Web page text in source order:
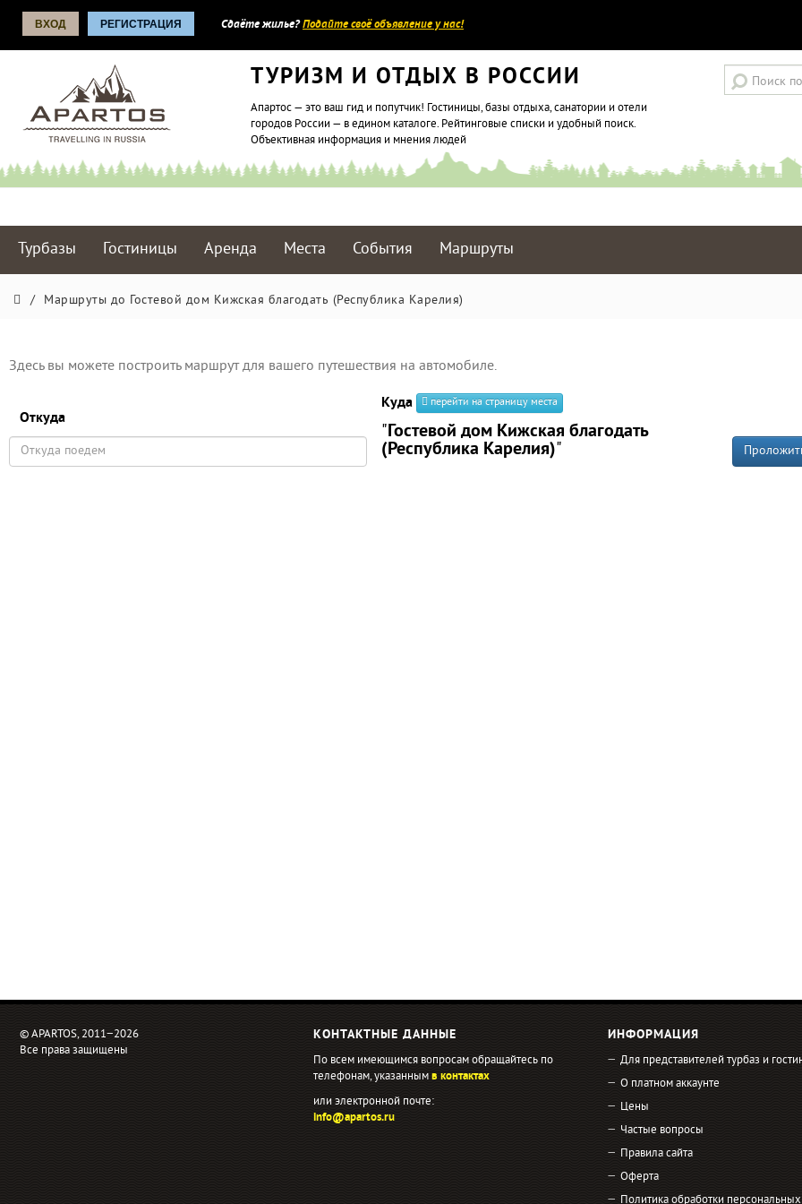
ВХОД РЕГИСТРАЦИЯ Сдаёте жилье?Подайте своё объявление у нас!
ТУРИЗМ И ОТДЫХ В РОССИИ
Апартос — это ваш гид и попутчик! Гостиницы, базы отдыха, санатории и отели
городов России — в едином каталоге. Рейтинговые списки и удобный поиск.
Объективная информация и мнения людей
Турбазы Гостиницы Аренда Места События Маршруты
/ Маршруты до Гостевой дом Кижская благодать (Республика Карелия)
Здесь вы можете построить маршрут для вашего путешествия на автомобиле.
Откуда
Куда перейти на страницу места
"Гостевой дом Кижская благодать
(Республика Карелия)"
© APARTOS, 2011−2026
Все права защищены
КОНТАКТНЫЕ ДАННЫЕ
По всем имеющимся вопросам обращайтесь по
телефонам, указаннымв контактах
или электронной почте:
info@apartos.ru
ИНФОРМАЦИЯ
Для представителей турбаз и
О платном аккаунте
Цены
Частые вопросы
Правила сайта
Оферта
Политика обработки